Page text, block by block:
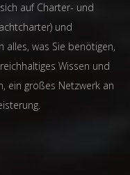
auf Charter- und
und
alles, was Sie benötigen,
Wissen und
ein großes Netzwerk an